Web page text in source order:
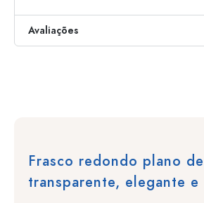
Avaliações
Frasco redondo plano
transparente, elegante e